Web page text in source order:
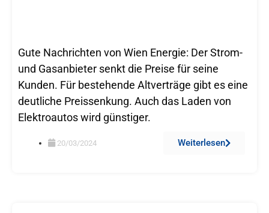
Gute Nachrichten von Wien Energie: Der Strom-
und Gasanbieter senkt die Preise für seine
Kunden. Für bestehende Altverträge gibt es eine
deutliche Preissenkung. Auch das Laden von
Elektroautos wird günstiger.
20/03/2024 Weiterlesen